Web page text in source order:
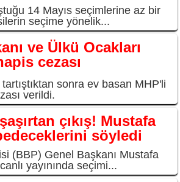
14 Mayıs seçimlerine az bir
seçime yönelik...
ve Ülkü Ocakları
cezası
sonra ev basan MHP'li
verildi.
çıkış! Mustafa
söyledi
(BBP) Genel Başkanı Mustafa
yayınında seçimi...